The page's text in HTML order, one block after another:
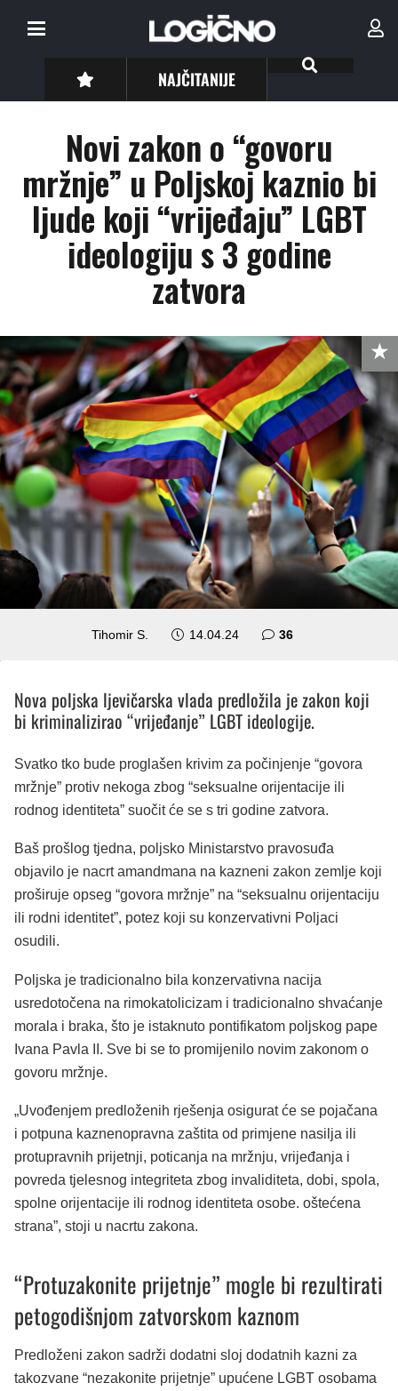
NAJČITANIJE
Novi zakon o “govoru
mržnje” u Poljskoj kaznio bi
ljude koji “vrijeđaju” LGBT
ideologiju s 3 godine
zatvora
Tihomir S. 14.04.24 36komentara
Nova poljska ljevičarska vlada predložila je zakon koji
bi kriminalizirao “vrijeđanje” LGBT ideologije.
Svatko tko bude proglašen krivim za počinjenje “govora
mržnje” protiv nekoga zbog “seksualne orijentacije ili
rodnog identiteta” suočit će se s tri godine zatvora.
Baš prošlog tjedna, poljsko Ministarstvo pravosuđa
objavilo je nacrt amandmana na kazneni zakon zemlje koji
proširuje opseg “govora mržnje” na “seksualnu orijentaciju
ili rodni identitet”, potez koji su konzervativni Poljaci
osudili.
Poljska je tradicionalno bila konzervativna nacija
usredotočena na rimokatolicizam i tradicionalno shvaćanje
morala i braka, što je istaknuto pontifikatom poljskog pape
Ivana Pavla II. Sve bi se to promijenilo novim zakonom o
govoru mržnje.
„Uvođenjem predloženih rješenja osigurat će se pojačana
i potpuna kaznenopravna zaštita od primjene nasilja ili
protupravnih prijetnji, poticanja na mržnju, vrijeđanja i
povreda tjelesnog integriteta zbog invaliditeta, dobi, spola,
spolne orijentacije ili rodnog identiteta osobe. oštećena
strana”, stoji u nacrtu zakona.
“Protuzakonite prijetnje” mogle bi rezultirati
petogodišnjom zatvorskom kaznom
Predloženi zakon sadrži dodatni sloj dodatnih kazni za
takozvane “nezakonite prijetnje” upućene LGBT osobama